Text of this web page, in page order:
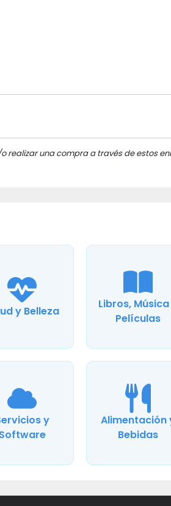
realizar una compra a través de estos
y Belleza
Libros,
Películas
y
Software
Alimentación
Bebidas